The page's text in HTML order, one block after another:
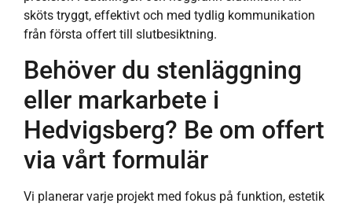
sköts tryggt, effektivt och med tydlig kommunikation
från första offert till slutbesiktning.
Behöver du stenläggning
eller markarbete i
Hedvigsberg? Be om offert
via vårt formulär
Vi planerar varje projekt med fokus på funktion, estetik